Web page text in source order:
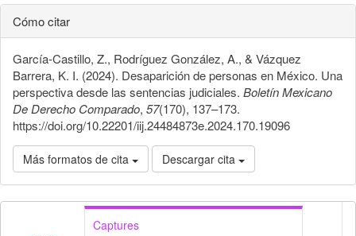
Cómo citar
García-Castillo, Z., Rodríguez González, A., & Vázquez
Barrera, K. I. (2024). Desaparición de personas en México. Una
perspectiva desde las sentencias judiciales. Boletín Mexicano
De Derecho Comparado, 57(170), 137–173.
https://doi.org/10.22201/iij.24484873e.2024.170.19096
Más formatos de cita Descargar cita
Captures